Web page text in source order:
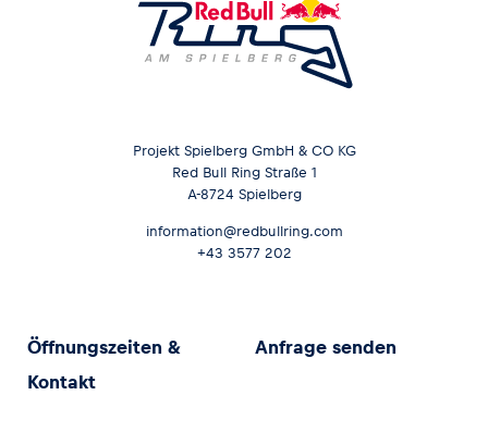
Projekt Spielberg GmbH & CO KG
Red Bull Ring Straße 1
A-8724 Spielberg
information@redbullring.com
+43 3577 202
Öffnungszeiten &
Kontakt
Anfrage senden